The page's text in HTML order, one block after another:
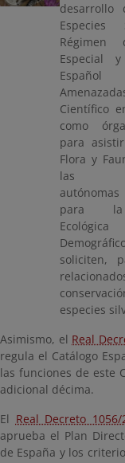
desarrollo
Especies
Régimen
Especial
Español
Científico
como
para
Flora y
las
para la
soliciten,
especies
Asimismo, el Real
regula el Catálogo
las funciones de este
adicional décima.
El Real Decreto 1056/
aprueba el Plan
de España y los